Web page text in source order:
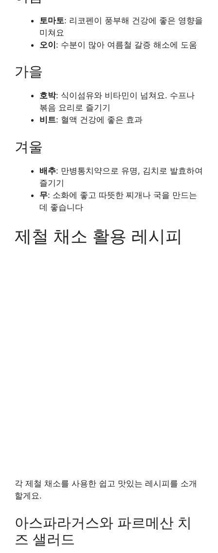
토마토: 리코펜이 풍부해 건강에 좋은 영향을
미쳐요
오이: 수분이 많아 여름철 갈증 해소에 도움
가을
호박: 식이섬유와 비타민이 넘쳐요. 수프나
볶음 요리로 즐기기
비트: 혈액 건강에 좋은 효과
겨울
배추: 만병통치약으로 유명, 김치로 발효하여
즐기기
무: 소화에 좋고 따뜻한 찌개나 국을 만드는
데 좋습니다
제철 채소 활용 레시피
각 제철 채소를 사용한 쉽고 맛있는 레시피를 소개
할게요.
아스파라거스와 파르메산 치
즈 샐러드